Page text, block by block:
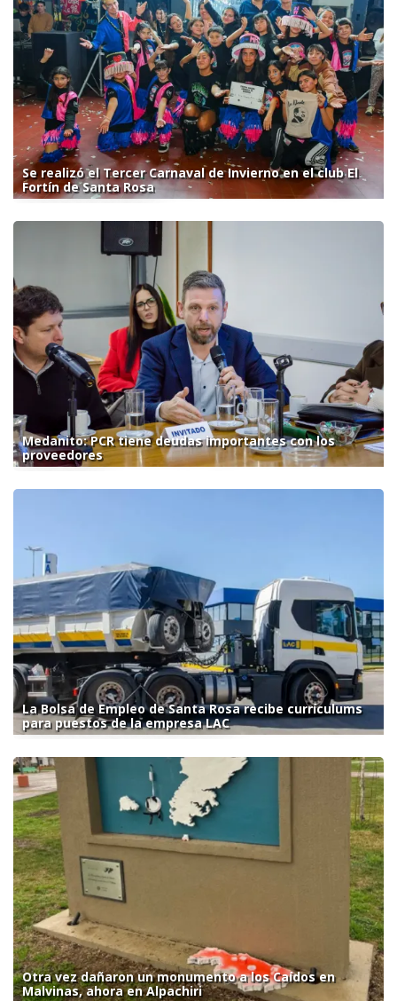
Se realizó el Tercer Carnaval de Invierno en el club El
Fortín de Santa Rosa
Medanito: PCR tiene deudas importantes con los
proveedores
La Bolsa de Empleo de Santa Rosa recibe currículums
para puestos de la empresa LAC
Otra vez dañaron un monumento a los Caídos en
Malvinas, ahora en Alpachiri